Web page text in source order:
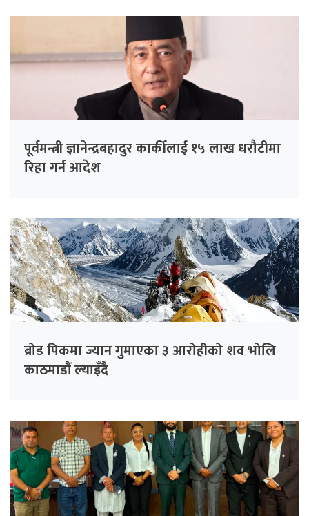
पूर्वमन्त्री ज्ञानेन्द्रबहादुर कार्कीलाई १५ लाख धरौटीमा
रिहा गर्न आदेश
ब्रोड पिकमा ज्यान गुमाएका ३ आरोहीको शव भोलि
काठमाडौं ल्याइँदै